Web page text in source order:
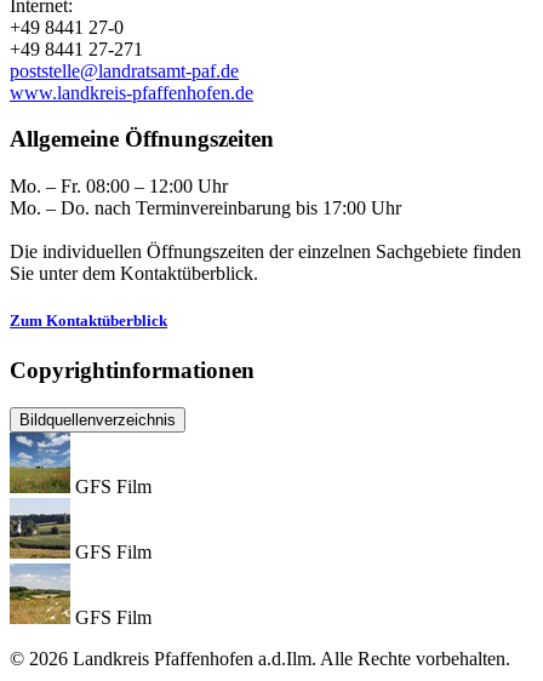
Internet:
+49 8441 27-0
+49 8441 27-271
poststelle@landratsamt-paf.de
www.landkreis-pfaffenhofen.de
Allgemeine Öffnungszeiten
Mo. – Fr. 08:00 – 12:00 Uhr
Mo. – Do. nach Terminvereinbarung bis 17:00 Uhr
Die individuellen Öffnungszeiten der einzelnen Sachgebiete finden
Sie unter dem Kontaktüberblick.
Zum Kontaktüberblick
Copyrightinformationen
Bildquellenverzeichnis
GFS Film
GFS Film
GFS Film
© 2026 Landkreis Pfaffenhofen a.d.Ilm. Alle Rechte vorbehalten.